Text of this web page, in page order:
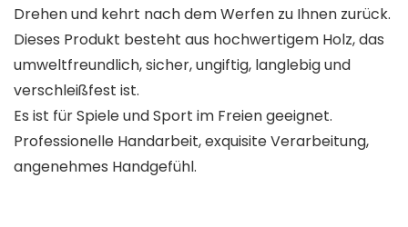
Drehen und kehrt nach dem Werfen zu Ihnen zurück.
Dieses Produkt besteht aus hochwertigem Holz, das
umweltfreundlich, sicher, ungiftig, langlebig und
verschleißfest ist.
Es ist für Spiele und Sport im Freien geeignet.
Professionelle Handarbeit, exquisite Verarbeitung,
angenehmes Handgefühl.